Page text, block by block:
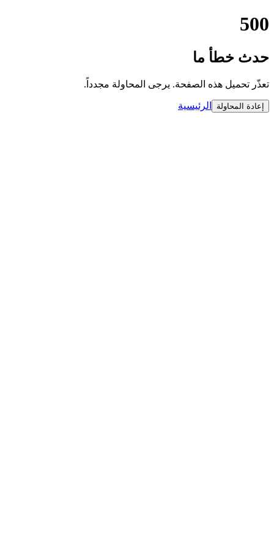
500
حدث خطأ ما
تعذّر تحميل هذه الصفحة. يرجى المحاولة مجدداً.
إعادة المحاولة الرئيسية